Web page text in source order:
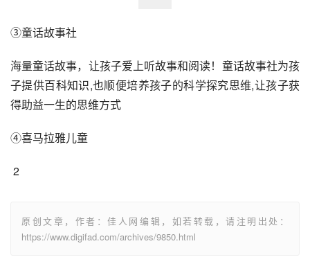
③童话故事社
海量童话故事，让孩子爱上听故事和阅读！童话故事社为孩
子提供百科知识,也顺便培养孩子的科学探究思维,让孩子获
得助益一生的思维方式
④喜马拉雅儿童
2
原创文章，作者：佳人网编辑，如若转载，请注明出处：
https://www.digifad.com/archives/9850.html